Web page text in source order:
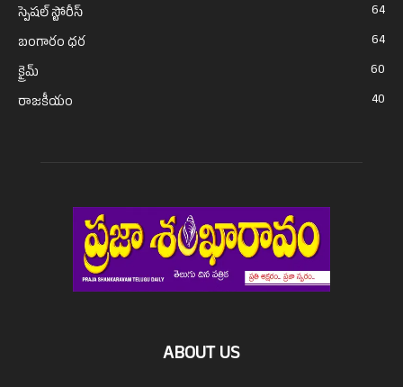
స్పెషల్ స్టోరీస్
64
బంగారం ధర
64
క్రైమ్
60
రాజకీయం
40
ABOUT US